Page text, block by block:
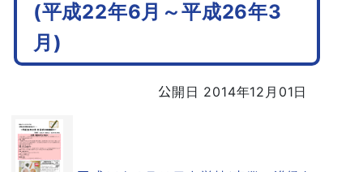
(平成22年6月～平成26年3
月)
公開日 2014年12月01日